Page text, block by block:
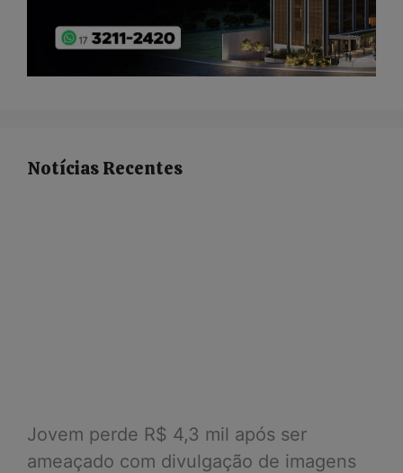
Notícias Recentes
Jovem perde R$ 4,3 mil após ser
ameaçado com divulgação de imagens